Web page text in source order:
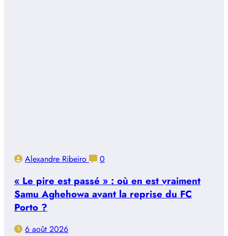
Alexandre Ribeiro 0
« Le pire est passé » : où en est vraiment
Samu Aghehowa avant la reprise du FC
Porto ?
6 août 2026